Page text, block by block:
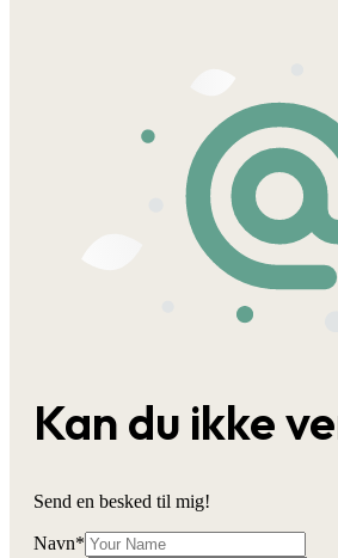
Kan du ikke
Send en besked til mig!
Navn*